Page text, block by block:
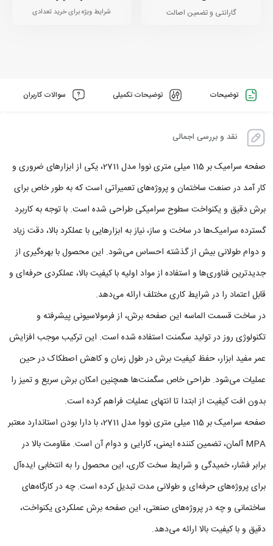
گارانتی و تضمین اصالت شرایط ویژه برای خرید تعدادی
توضیحات توضیحات تکمیلی سوالات کاربران
نقد و بررسی اجمالی
صفحه سرامیک بر 115 میلی متری نووا مدل 2711، یکی از ابزارهای ضروری و
کار آمد در صنعت ساختمان و پروژه‌های تعمیراتی است که به‌ طور خاص برای
برش دقیق و یکنواخت سطوح سرامیکی طراحی شده است. با توجه به کاربرد
گسترده سرامیک‌ها در ساخت و ساز، نیاز به ابزارهایی با عملکرد بالا، دقت زیاد
و دوام طولانی بیش از گذشته احساس می‌شود. این محصول با بهره‌گیری از
جدیدترین فناوری‌ها و استفاده از مواد اولیه با کیفیت بالا، عملکردی حرفه‌ای و
قابل‌ اعتماد را در شرایط کاری مختلف ارائه می‌دهد.
در ساخت قسمت الماسه این صفحه برش، از فرمولاسیونی پیشرفته و
تکنولوژی روز در تولید سگمنت استفاده شده است. این ترکیب موجب افزایش
عمر مفید ابزار، حفظ کیفیت برش در طول زمان و کاهش اصطکاک در حین
عملیات می‌شود. طراحی خاص سگمنت‌ها همچنین امکان برش سریع و تمیز را
بدون افت کیفیت از ابتدا تا انتهای عملیات فراهم کرده است.
صفحه سرامیک بر 115 میلی متری نووا مدل 2711، با دارا بودن استاندارد معتبر
MPA آلمان، تضمین‌ کننده ایمنی، کارایی و دوام آن است. مقاومت بالا در
برابر فشار، خمیدگی و شرایط سخت کاری، این محصول را به انتخابی ایده‌آل
برای پروژه‌های حرفه‌ای و طولانی‌ مدت تبدیل کرده است. چه در کارگاه‌های
ساختمانی و چه در پروژه‌های صنعتی، این صفحه برش عملکردی یکنواخت،
دقیق و با کیفیت بالا ارائه می‌دهد.